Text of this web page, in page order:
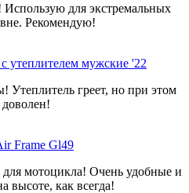
для экстремальных
Рекомендую!
утеплителем мужские '22
Утеплитель греет, но при этом
Frame Gl49
мотоцикла! Очень удобные и
высоте, как всегда!